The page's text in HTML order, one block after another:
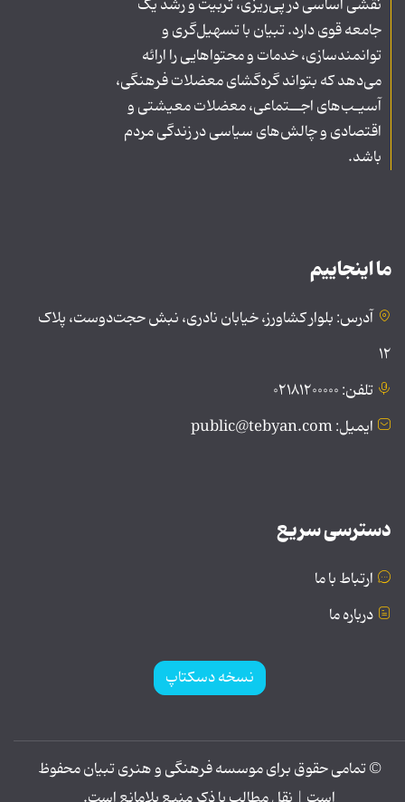
نقشی اساسی در پی‌ریزی، تربیت و رشد یک
جامعه قوی دارد. تبیان با تسهیل‌گری و
توانمندسازی، خدمات و محتواهایی را ارائه
می‌دهد که بتواند گره‌گشای معضلات فرهنگی،
آسیـب‌های اجــتماعی، معضلات معیشتی و
اقتصادی و چالش‌های سیاسی در زندگی مردم
باشد.
ما اینجاییم
آدرس: بلوار کشاورز، خیابان نادری، نبش حجت‌دوست، پلاک
۱۲
تلفن: ۰۲۱۸۱۲۰۰۰۰۰
ایمیل: public@tebyan.com
دسترسی سریع
ارتباط با ما
درباره ما
نسخه دسکتاپ
© تمامی حقوق برای موسسه فرهنگی و هنری تبیان محفوظ